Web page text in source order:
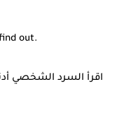
out.
اقرأ السرد الشخصي